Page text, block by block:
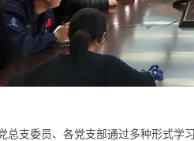
总支委员、各党支部通过多种形式